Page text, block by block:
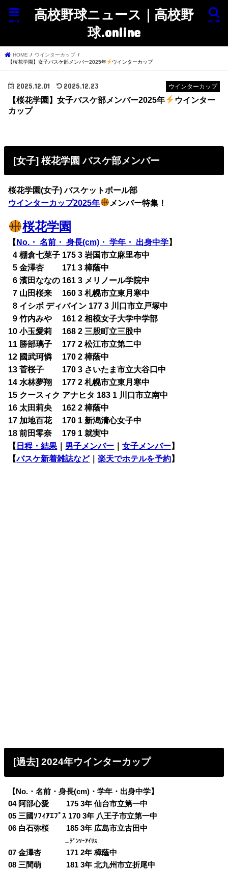
高校野球ニュース｜高校野
球.online
search
menu
HOME
ウインターカップ
【桜花学園】女子バスケ部メンバー2025年
ウインターカップ
ウインターカップ
2025.12.01 2025.12.23
【桜花学園】女子バスケ部メンバー2025年
ウインター
カップ
[女子] 桜花学園 バスケ部メンバー
桜花学園(女子) バスケットボール部
ウインターカップ2025年
メンバー特集！
桜花学園
【 No.・ 名前・ 身長(cm)・ 学年・ 出身中学】
04 棚倉七菜子 175 3 岩国市立麻里布中
05 金澤杏 171 3 樟蔭中
06 濱田ななの 161 3 メリノール学院中
07 山田桜来 160 3 札幌市立東月寒中
08 イシボ ディバイン 177 3 川口市立戸塚中
09 竹内みや 161 2 相模女子大学中学部
10 小玉愛莉 168 2 三股町立三股中
11 勝部璃子 177 2 松江市立第二中
12 國武珂憐 170 2 樟蔭中
13 菅桜子 170 3 さいたま市立大谷口中
14 水林夢翔 177 2 札幌市立東月寒中
15 クースィク アナヒタ 183 1 川口市立南中
16 太田莉央 162 2 樟蔭中
17 加地百花 170 1 新潟清心女子中
18 前田零奈 179 1 就実中
【 日程・結果 男子メンバー ｜女子メンバー】
【バスケ新着雑誌など｜楽天でホテルを予約】
[過去] 2024年ウインターカップ
【No.・名前・身長(cm)・学年・出身中学】
04 阿部心愛 175 3年 仙台市立第一中
05 三國ｿﾌｨｱｴﾌﾞｽ 170 3年 八王子市立第一中
06 白石弥桜 185 3年 広島市立古田中
→ﾃﾞﾝｿｰｱｲﾘｽ
07 金澤杏 171 2年 樟蔭中
08 三間萌 181 3年 北九州市立折尾中